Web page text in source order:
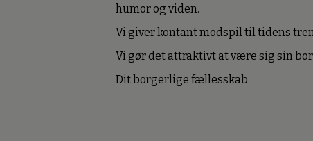
humor og viden.
Vi giver kontant modspil til tidens
Vi gør det attraktivt at være sig sin
Dit borgerlige fællesskab